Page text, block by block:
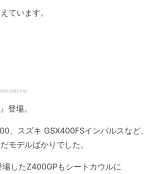
ています。
登場。
、スズキ GSX400FSインパルスなど、
モデルばかりでした。
したZ400GPもシートカウルに